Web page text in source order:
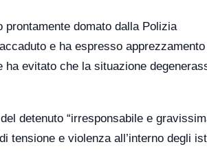
domato dalla Polizia
e ha espresso
ha evitato che la situazione
detenuto “irresponsabile e
tensione e violenza all’interno degli